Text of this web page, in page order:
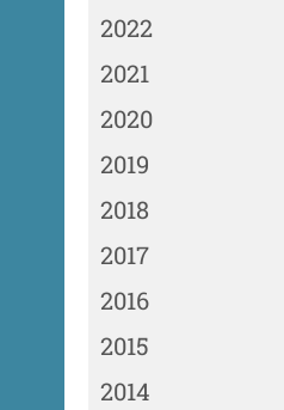
2022
2021
2020
2019
2018
2017
2016
2015
2014